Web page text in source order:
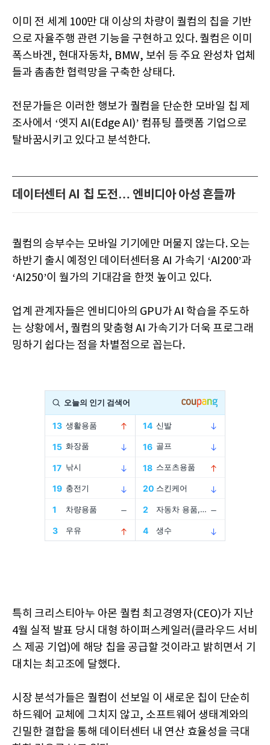
이미 전 세계 100만 대 이상의 차량이 퀄컴의 칩을 기반
으로 자율주행 관련 기능을 구현하고 있다. 퀄컴은 이미
폭스바겐, 현대자동차, BMW, 보쉬 등 주요 완성차 업체
들과 촘촘한 협력망을 구축한 상태다.
전문가들은 이러한 행보가 퀄컴을 단순한 모바일 칩 제
조사에서 ‘엣지 AI(Edge AI)’ 컴퓨팅 플랫폼 기업으로
탈바꿈시키고 있다고 분석한다.
데이터센터 AI 칩 도전… 엔비디아 아성 흔들까
퀄컴의 승부수는 모바일 기기에만 머물지 않는다. 오는
하반기 출시 예정인 데이터센터용 AI 가속기 ‘AI200’과
‘AI250’이 월가의 기대감을 한껏 높이고 있다.
업계 관계자들은 엔비디아의 GPU가 AI 학습을 주도하
는 상황에서, 퀄컴의 맞춤형 AI 가속기가 더욱 프로그래
밍하기 쉽다는 점을 차별점으로 꼽는다.
특히 크리스티아누 아몬 퀄컴 최고경영자(CEO)가 지난
4월 실적 발표 당시 대형 하이퍼스케일러(클라우드 서비
스 제공 기업)에 해당 칩을 공급할 것이라고 밝히면서 기
대치는 최고조에 달했다.
시장 분석가들은 퀄컴이 선보일 이 새로운 칩이 단순히
하드웨어 교체에 그치지 않고, 소프트웨어 생태계와의
긴밀한 결합을 통해 데이터센터 내 연산 효율성을 극대